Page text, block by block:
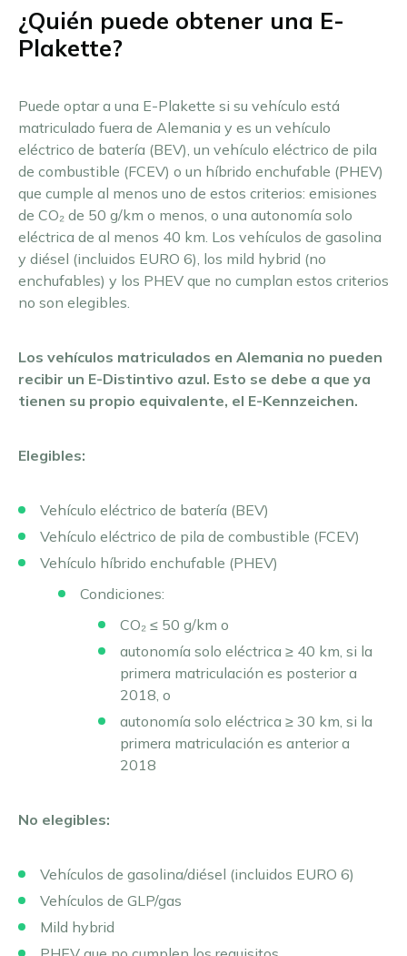
¿Quién puede obtener una E-
Plakette?
Puede optar a una E-Plakette si su vehículo está
matriculado fuera de Alemania y es un vehículo
eléctrico de batería (BEV), un vehículo eléctrico de pila
de combustible (FCEV) o un híbrido enchufable (PHEV)
que cumple al menos uno de estos criterios: emisiones
de CO₂ de 50 g/km o menos, o una autonomía solo
eléctrica de al menos 40 km. Los vehículos de gasolina
y diésel (incluidos EURO 6), los mild hybrid (no
enchufables) y los PHEV que no cumplan estos criterios
no son elegibles.
Los vehículos matriculados en Alemania no pueden
recibir un E-Distintivo azul. Esto se debe a que ya
tienen su propio equivalente, el E-Kennzeichen.
Elegibles:
Vehículo eléctrico de batería (BEV)
Vehículo eléctrico de pila de combustible (FCEV)
Vehículo híbrido enchufable (PHEV)
Condiciones:
CO₂ ≤ 50 g/km o
autonomía solo eléctrica ≥ 40 km, si la
primera matriculación es posterior a
2018, o
autonomía solo eléctrica ≥ 30 km, si la
primera matriculación es anterior a
2018
No elegibles:
Vehículos de gasolina/diésel (incluidos EURO 6)
Vehículos de GLP/gas
Mild hybrid